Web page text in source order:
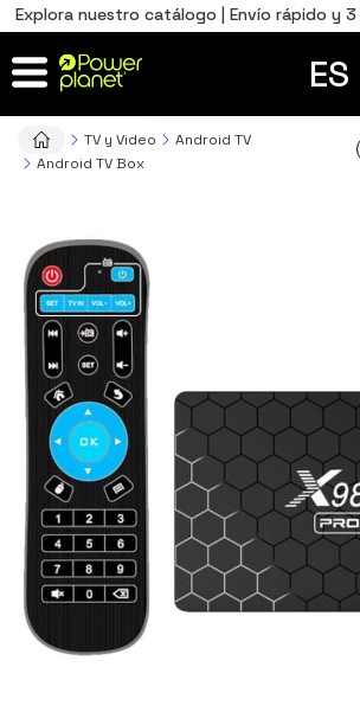
Explora nuestro catálogo | Envío rápido y
ES
TV y Video
Android TV
Android TV Box
IR
Português